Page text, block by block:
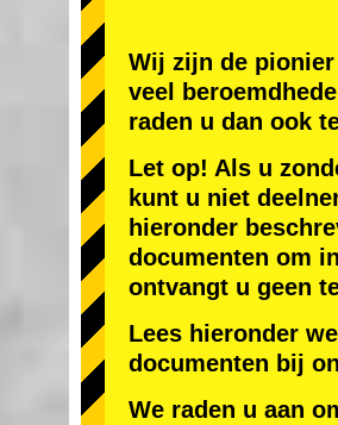
Wij zijn de pionier
veel
raden u dan ook
Let op! Als u
kunt u niet
hieronder
documenten om
ontvangt u geen
Lees hieronder
documenten bij
We raden u aan